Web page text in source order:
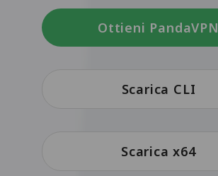
Ottieni PandaVPN
Scarica CLI
Scarica x64